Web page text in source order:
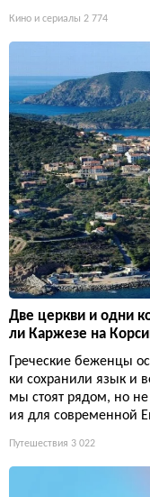
Кино и сериалы 2 774
Две церкви и одни
ли Каржезе на
Греческие беженцы
ки сохранили язык и
мы стоят рядом, но
ия для современной
Путешествия 3 022